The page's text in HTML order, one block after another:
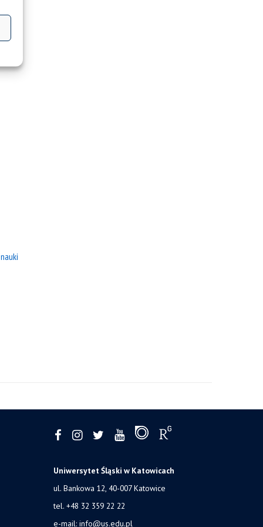
Uniwersytet Śląski w Katowicach
ul. Bankowa 12, 40-007 Katowice
tel. +48 32 359 22 22
e-mail: info@us.edu.pl